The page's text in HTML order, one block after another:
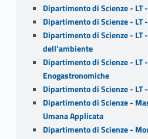
Dipartimento di Scienze - LT
Dipartimento di Scienze - LT
Dipartimento di Scienze - LT
dell’ambiente
Dipartimento di Scienze - LT
Enogastronomiche
Dipartimento di Scienze - LT
Dipartimento di Scienze -
Umana Applicata
Dipartimento di Scienze -